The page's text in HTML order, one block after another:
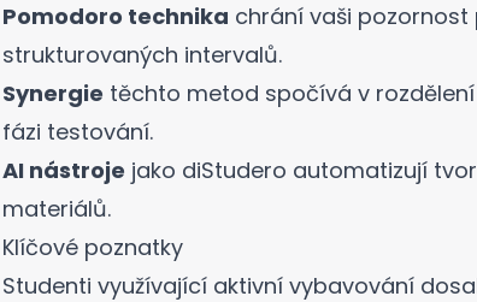
Pomodoro technika chrání vaši
strukturovaných intervalů.
Synergie těchto metod spočívá v
fázi testování.
AI nástroje jako diStudero automatizují
materiálů.
Klíčové poznatky
Studenti využívající aktivní vybavování